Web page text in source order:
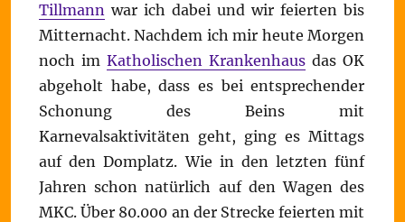
Tillmann war ich dabei und wir feierten bis
Mitternacht. Nachdem ich mir heute Morgen
noch imKatholischen Krankenhaus das OK
abgeholt habe, dass es bei entsprechender
Schonung des Beins mit
Karnevalsaktivitäten geht, ging es Mittags
auf den Domplatz. Wie in den letzten fünf
Jahren schon natürlich auf den Wagen des
MKC. Über 80.000 an der Strecke feierten mit